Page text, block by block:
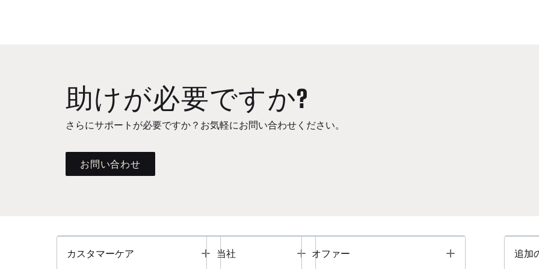
助けが必要ですか?
さらにサポートが必要ですか？お気軽にお問い合わせください。
お問い合わせ
カスタマーケア Toggle
当社 Toggle
オファー Toggle 追加